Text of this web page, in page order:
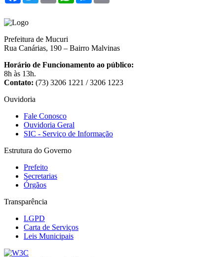
Prefeitura de Mucuri
Rua Canárias, 190 – Bairro Malvinas
Horário de Funcionamento ao público:
8h às 13h.
Contato: (73) 3206 1221 / 3206 1223
Ouvidoria
Fale Conosco
Ouvidoria Geral
SIC - Serviço de Informação
Estrutura do Governo
Prefeito
Secretarias
Órgãos
Transparência
LGPD
Carta de Serviços
Leis Municipais